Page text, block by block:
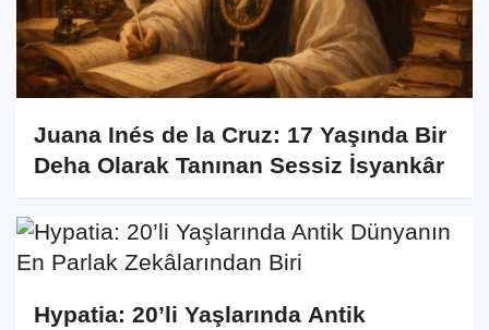
Juana Inés de la Cruz: 17 Yaşında Bir
Deha Olarak Tanınan Sessiz İsyankâr
Hypatia: 20’li Yaşlarında Antik